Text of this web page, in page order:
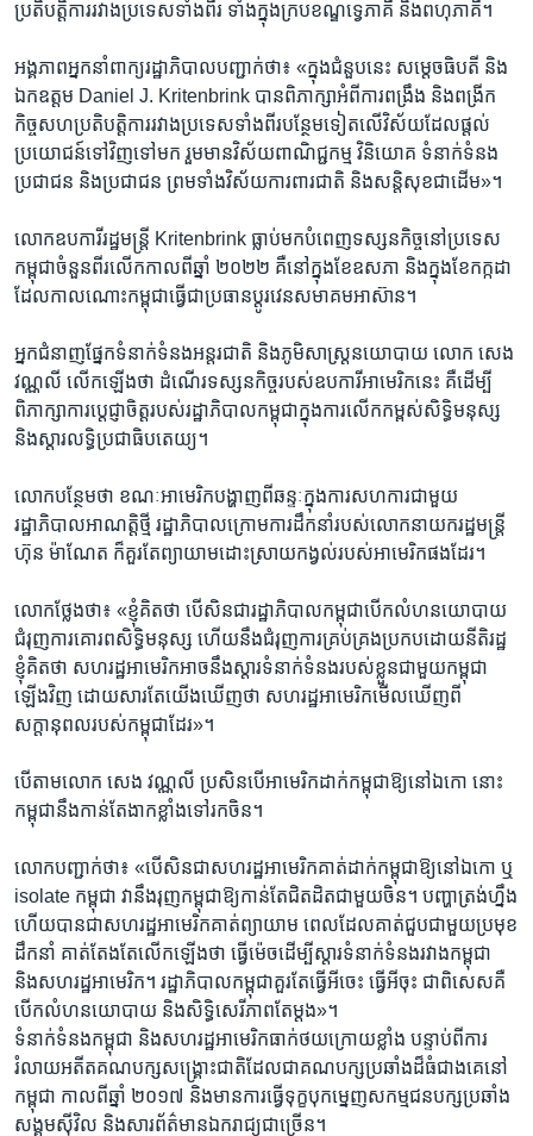
ប្រតិបត្តិ​ការ​រវាង​ប្រទេស​ទាំ​ងពីរ ​ទាំង​ក្នុង​ក្រប​ខណ្ឌ​ទ្វេភាគី​ និង​ពហុភាគី។​
អង្គភាព​អ្នក​នាំពាក្យ​រដ្ឋាភិបាល​បញ្ជាក់​ថា៖ ​«ក្នុង​ជំនួបនេះ ​សម្តេច​ធិបតី​ និង​
ឯកឧត្តម ​Daniel J. Kritenbrink ​បាន​ពិភាក្សា​អំពី​ការ​ពង្រឹង​ និង​ពង្រីក​
កិច្ច​សហ​ប្រតិបត្តិ​ការ​រវាង​ប្រទេស​ទាំង​ពីរបន្ថែម​ទៀត​លើ​វិស័យ​ដែល​ផ្តល់​
ប្រយោជន៍​ទៅ​វិញ​ទៅ​មក ​រួមមាន​វិស័យ​ពាណិជ្ជ​កម្ម ​វិនិយោគ​ ទំនាក់​ទំនង​
ប្រជាជន​ និង​ប្រជាជន ​ព្រម​ទាំង​វិស័យ​ការ​ពារជាតិ ​និង​សន្តិសុខ​ជា​ដើម»។
លោក​ឧបការី​រដ្ឋមន្រ្តី ​Kritenbrink​ ធ្លាប់​មក​បំពេញ​ទស្សន​កិច្ច​នៅ​ប្រទេស​
កម្ពុជា​ចំនួន​ពីរ​លើក​កាល​ពី​ឆ្នាំ ​២០២២ ​គឺ​នៅ​ក្នុង​ខែ​ឧសភា​ និង​ក្នុង​ខែ​កក្កដា​
ដែល​កាល​ណោះ​កម្ពុជា​ធ្វើ​ជា​ប្រធាន​ប្តូរវេន​សមាគម​អាស៊ាន។ ​
អ្នក​ជំនាញ​ផ្នែក​ទំនាក់​ទំនង​អន្តរ​ជាតិ​ និង​ភូមិ​សាស្ត្រ​នយោបាយ​ លោក ​សេង
វណ្ណលី ​លើក​ឡើង​ថា ​ដំណើរ​ទស្សន​កិច្ច​របស់​ឧបការី​អាមេរិក​នេះ ​គឺ​ដើម្បី​
ពិភាក្សា​ការ​ប្តេជ្ញា​ចិត្ត​របស់​រដ្ឋាភិបាល​កម្ពុជាក្នុង​ការ​លើក​កម្ពស់​សិទ្ធិ​មនុស្ស​
និង​ស្តារ​លទ្ធិ​ប្រជា​ធិបតេយ្យ។​
លោក​បន្ថែម​ថា ​ខណៈអាមេរិក​បង្ហាញ​ពី​ឆន្ទៈក្នុង​ការ​សហការ​ជាមួយ​
រដ្ឋាភិបាល​អាណត្តិ​ថ្មី ​រដ្ឋាភិបាល​ក្រោម​ការ​ដឹកនាំ​របស់​លោកនាយក​រដ្ឋមន្ត្រី ​
ហ៊ុន ម៉ាណែត​ ក៏​គួរ​តែ​ព្យាយាម​ដោះ​ស្រាយ​កង្វល់​របស់​អាមេរិក​ផង​ដែរ។​
លោក​ថ្លែង​ថា៖​ «ខ្ញុំ​គិត​ថា​ បើសិន​ជា​រដ្ឋាភិបាល​កម្ពុជា​បើក​លំហ​នយោបាយ​
ជំរុញ​ការ​គោរព​សិទ្ធិ​មនុស្ស​ ហើយ​នឹង​ជំរុញ​ការ​គ្រប់គ្រង​ប្រកប​ដោយ​នីតិ​រដ្ឋ​
ខ្ញុំ​គិត​ថា សហរដ្ឋ​អាមេរិក​អាច​នឹង​ស្តារ​ទំនាក់​ទំនង​របស់​ខ្លួន​ជាមួយ​កម្ពុជា​
ឡើង​វិញ​ ដោយសារ​តែ​យើង​ឃើញ​ថា ​សហ​រដ្ឋ​អាមេរិក​មើល​ឃើញ​ពី​
សក្តានុពល​របស់​កម្ពុជា​ដែរ»។​
បើ​តាមលោក​ សេង​ វណ្ណលី​ ប្រសិន​បើ​អាមេរិក​ដាក់​កម្ពុជា​ឱ្យ​នៅ​ឯកោ​ នោះ​
កម្ពុជា​នឹង​កាន់តែ​ងាក​ខ្លាំង​ទៅ​រក​ចិន។​
លោក​បញ្ជាក់​ថា៖ ​«បើ​សិន​ជា​សហ​រដ្ឋ​អាមេរិក​គាត់​ដាក់​កម្ពុជា​ឱ្យ​នៅ​ឯកោ​ ឬ​
isolate កម្ពុជា​ វា​នឹង​រុញ​កម្ពុជា​ឱ្យ​កាន់​តែ​ជិត​ដិត​ជា​មួយ​ចិន។ ​បញ្ហា​ត្រង់​ហ្នឹង​
ហើយ​បាន​ជា​សហ​រដ្ឋ​អាមេរិក​គាត់ព្យាយាម​ ពេល​ដែល​គាត់​ជួប​ជាមួយ​ប្រមុខ​
ដឹកនាំ ​គាត់​តែង​តែ​លើក​ឡើង​ថា​ ធ្វើ​ម៉េច​ដើម្បី​ស្តារ​ទំនាក់​ទំនង​រវាង​កម្ពុជា ​
និង​សហ​រដ្ឋ​អាមេរិក។ ​រដ្ឋាភិបាល​កម្ពុជា​គួរតែ​ធ្វើអី​ចេះ​ ធ្វើ​អីចុះ​ ជាពិសេស​គឺ​
បើក​លំហ​នយោបាយ​ និង​សិទ្ធិ​សេរីភាព​តែ​ម្តង»។​
ទំនាក់​ទំនង​កម្ពុជា ​និង​សហ​រដ្ឋ​អាមេរិក​ធាក់​ថយ​ក្រោយ​ខ្លាំង​ បន្ទាប់​ពី​ការ​
រំលាយ​អតីត​គណបក្ស​សង្គ្រោះ​ជាតិ​ដែល​ជា​គណបក្ស​ប្រឆាំង​ដ៏​ធំ​ជាង​គេ​នៅ​
កម្ពុជា​ កាល​ពី​ឆ្នាំ​ ២០១៧ ​និង​មាន​ការ​ធ្វើ​ទុក្ខ​បុកម្នេញសកម្ម​ជន​បក្ស​ប្រឆាំង ​
សង្គម​ស៊ីវិល​ និង​សារ​ព័ត៌មាន​ឯករាជ្យ​ជា​ច្រើន។​